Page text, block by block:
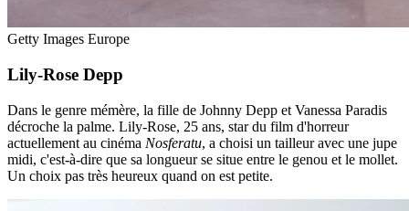
Getty Images Europe
Lily-Rose Depp
Dans le genre mémère, la fille de Johnny Depp et Vanessa Paradis
décroche la palme. Lily-Rose, 25 ans, star du film d'horreur
actuellement au cinéma Nosferatu, a choisi un tailleur avec une jupe
midi, c'est-à-dire que sa longueur se situe entre le genou et le mollet.
Un choix pas très heureux quand on est petite.